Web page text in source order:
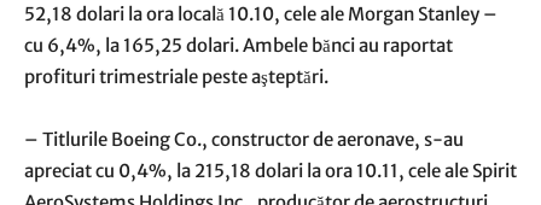
52,18 dolari la ora locală 10.10, cele ale Morgan Stanley –
cu 6,4%, la 165,25 dolari. Ambele bănci au raportat
profituri trimestriale peste aşteptări.
– Titlurile Boeing Co., constructor de aeronave, s-au
apreciat cu 0,4%, la 215,18 dolari la ora 10.11, cele ale Spirit